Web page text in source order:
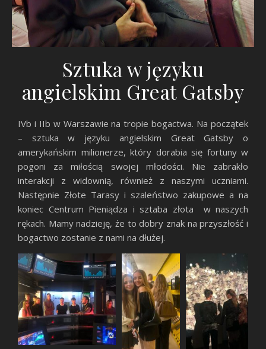
Sztuka w języku
angielskim Great Gatsby
IVb i IIb w Warszawie na tropie bogactwa. Na początek
– sztuka w języku angielskim Great Gatsby o
amerykańskim milionerze, który dorabia się fortuny w
pogoni za miłością swojej młodości. Nie zabrakło
interakcji z widownią, również z naszymi uczniami.
Następnie Złote Tarasy i szaleństwo zakupowe a na
koniec Centrum Pieniądza i sztaba złota w naszych
rękach. Mamy nadzieję, że to dobry znak na przyszłość i
bogactwo zostanie z nami na dłużej.